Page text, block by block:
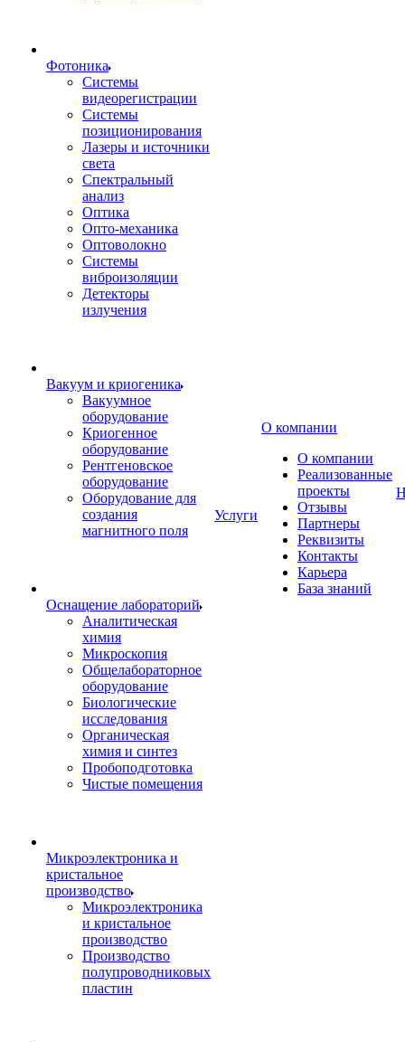
Фотоника
Cистемы
видеорегистрации
Системы
позиционирования
Лазеры и источники
света
Спектральный
анализ
Оптика
Опто-механика
Оптоволокно
Системы
виброизоляции
Детекторы
излучения
Вакуум и криогеника
Вакуумное
оборудование
Криогенное
оборудование
Рентгеновское
оборудование
Оборудование для
создания
магнитного поля
Оснащение лабораторий
Аналитическая
химия
Микроскопия
Общелабораторное
оборудование
Биологические
исследования
Органическая
химия и синтез
Пробоподготовка
Чистые помещения
Микроэлектроника и
кристальное
производство
Микроэлектроника
и кристальное
производство
Производство
полупроводниковых
пластин
Услуги
О компании
О компании
Реализованные
проекты
Отзывы
Партнеры
Реквизиты
Контакты
Карьера
База знаний